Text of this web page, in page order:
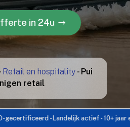
in 24u
Retail en hospitality- Pui
retail
- Landelijk actief - 10+ jaar